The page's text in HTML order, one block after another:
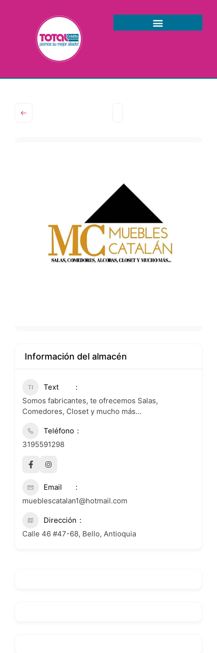
Información del almacén
Text
Somos fabricantes, te ofrecemos Salas,
Comedores, Closet y mucho más...
Teléfono
3195591298
Email
mueblescatalan1@hotmail.com
Dirección
Calle 46 #47-68, Bello, Antioquia